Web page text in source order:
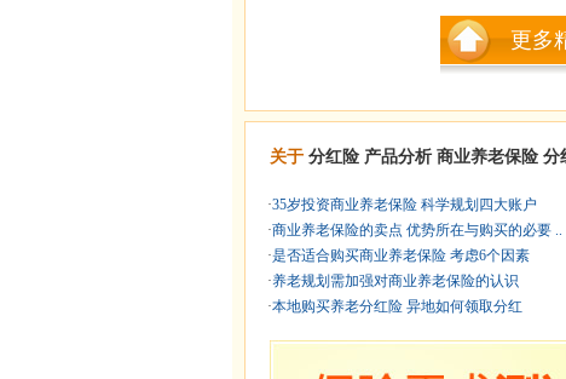
更多
关于 分红险 产品分析 商业养老保险 分
·35岁投资商业养老保险 科学规划四大账户
·商业养老保险的卖点 优势所在与购买的必要 ..
·是否适合购买商业养老保险 考虑6个因素
·养老规划需加强对商业养老保险的认识
·本地购买养老分红险 异地如何领取分红